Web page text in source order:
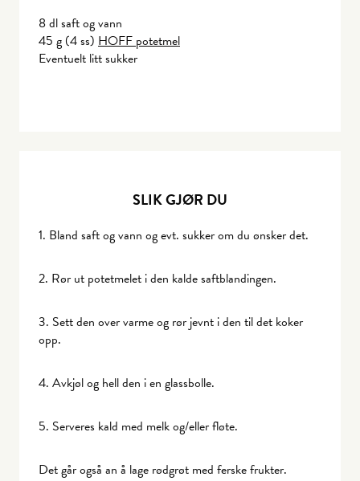
8 dl saft og vann
45 g (4 ss) HOFF potetmel
Eventuelt litt sukker
SLIK GJØR DU
1. Bland saft og vann og evt. sukker om du ønsker det.
2. Rør ut potetmelet i den kalde saftblandingen.
3. Sett den over varme og rør jevnt i den til det koker
opp.
4. Avkjøl og hell den i en glassbolle.
5. Serveres kald med melk og/eller fløte.
Det går også an å lage rødgrøt med ferske frukter.